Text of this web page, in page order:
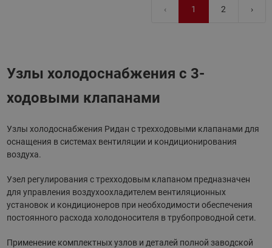
‹ 1 2 ›
Узлы холодоснабжения с 3-
ходовыми клапанами
Узлы холодоснабжения Ридан с трехходовыми клапанами для
оснащения в системах вентиляции и кондиционирования
воздуха.
Узел регулирования с трехходовым клапаном предназначен
для управления воздухоохладителем вентиляционных
установок и кондиционеров при необходимости обеспечения
постоянного расхода холодоносителя в трубопроводной сети.
Применение комплектных узлов и деталей полной заводской